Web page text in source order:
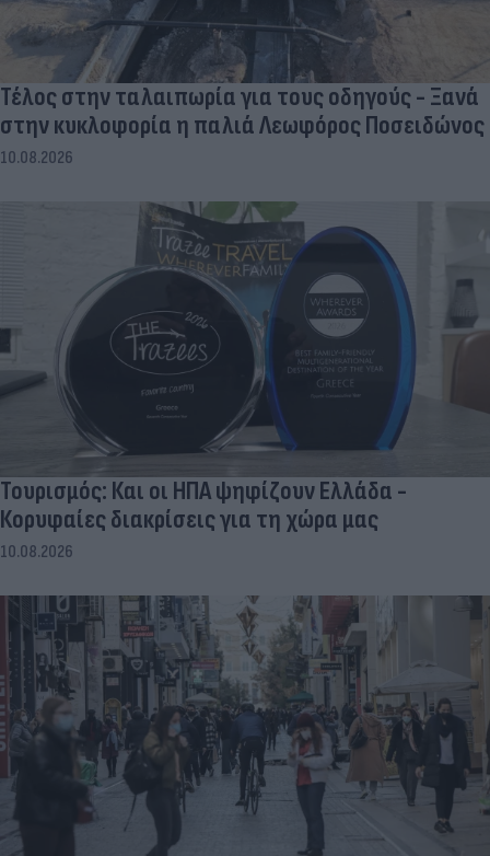
Τέλος στην ταλαιπωρία για τους οδηγούς - Ξανά
στην κυκλοφορία η παλιά Λεωφόρος Ποσειδώνος
10.08.2026
Τουρισμός: Και οι ΗΠΑ ψηφίζουν Ελλάδα -
Κορυφαίες διακρίσεις για τη χώρα μας
10.08.2026